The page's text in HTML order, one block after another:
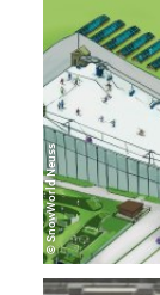
© SnowWorld Neuss